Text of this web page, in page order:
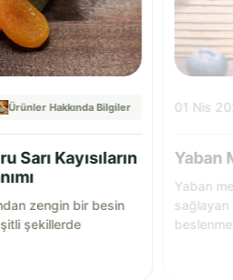
Ürünler Hakkında Bilgiler
Sarı Kayısıların
zengin bir besin
şekillerde
01 Nis
Yaban
Yaban
sağlayan